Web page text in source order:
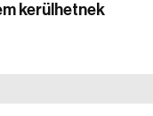
kerülhetnek